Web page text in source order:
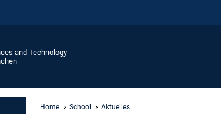
and Technology
Home School Aktuelles